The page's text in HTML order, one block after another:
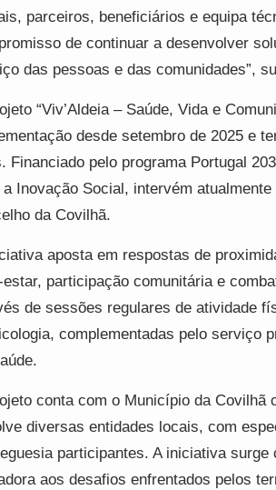
parceiros, beneficiários e equipa
de continuar a desenvolver
das pessoas e das comunidades”,
“Viv’Aldeia – Saúde, Vida e
desde setembro de 2025 e
Financiado pelo programa Portugal
a Inovação Social, intervém
da Covilhã.
aposta em respostas de
estar, participação comunitária e
de sessões regulares de atividade
complementadas pelo serviço
conta com o Município da Covilhã
diversas entidades locais, com
participantes. A iniciativa surge
aos desafios enfrentados pelos